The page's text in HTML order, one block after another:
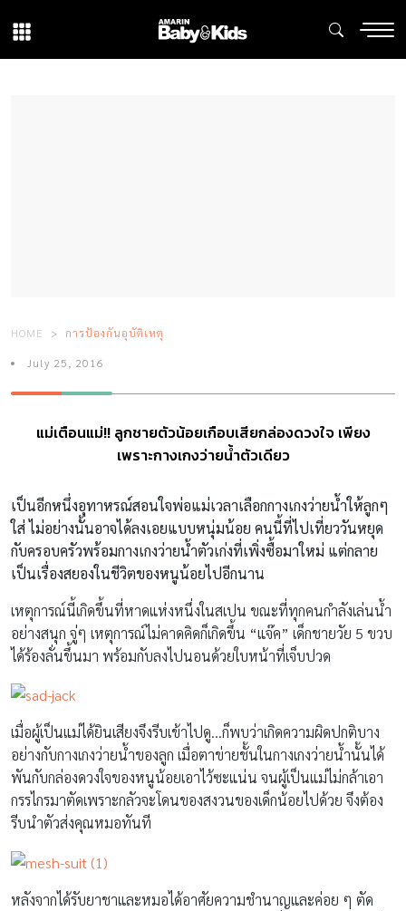
HOME การป้องกันอุบัติเหตุ
July 25, 2016
แม่เตือนแม่!! ลูกชายตัวน้อยเกือบเสียกล่องดวงใจ เพียง
เพราะกางเกงว่ายน้ำตัวเดียว
เป็นอีกหนึ่งอุทาหรณ์สอนใจพ่อแม่เวลาเลือกกางเกงว่ายน้ำให้ลูกๆ
ใส่ ไม่อย่างนั้นอาจได้ลงเอยแบบหนุ่มน้อย คนนี้ที่ไปเที่ยววันหยุด
กับครอบครัวพร้อมกางเกงว่ายน้ำตัวเก่งที่เพิ่งซื้อมาใหม่ แต่กลาย
เป็นเรื่องสยองในชีวิตของหนูน้อยไปอีกนาน
เหตุการณ์นี้เกิดขึ้นที่หาดแห่งหนึ่งในสเปน ขณะที่ทุกคนกำลังเล่นน้ำ
อย่างสนุก จู่ๆ เหตุการณ์ไม่คาดคิดก็เกิดขึ้น “แจ๊ค” เด็กชายวัย 5 ขวบ
ได้ร้องลั่นขึ้นมา พร้อมกับลงไปนอนด้วยใบหน้าที่เจ็บปวด
เมื่อผู้เป็นแม่ได้ยินเสียงจึงรีบเข้าไปดู…ก็พบว่าเกิดความผิดปกติบาง
อย่างกับกางเกงว่ายน้ำของลูก เมื่อตาข่ายชั้นในกางเกงว่ายน้ำนั้นได้
พันกับกล่องดวงใจของหนูน้อยเอาไว้ซะแน่น จนผู้เป็นแม่ไม่กล้าเอา
กรรไกรมาตัดเพราะกลัวจะโดนของสงวนของเด็กน้อยไปด้วย จึงต้อง
รีบนำตัวส่งคุณหมอทันที
หลังจากได้รับยาชาและหมอได้อาศัยความชำนาญและค่อย ๆ ตัด